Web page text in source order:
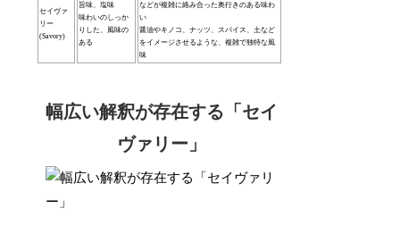
セイヴァ
リー
(Savory)
旨味、塩味
味わいのしっか
りした、風味の
ある
などが複雑に絡み合った奥行きのある味わ
い
醤油やキノコ、ナッツ、スパイス、土など
をイメージさせるような、複雑で独特な風
味
幅広い解釈が存在する「セイ
ヴァリー」